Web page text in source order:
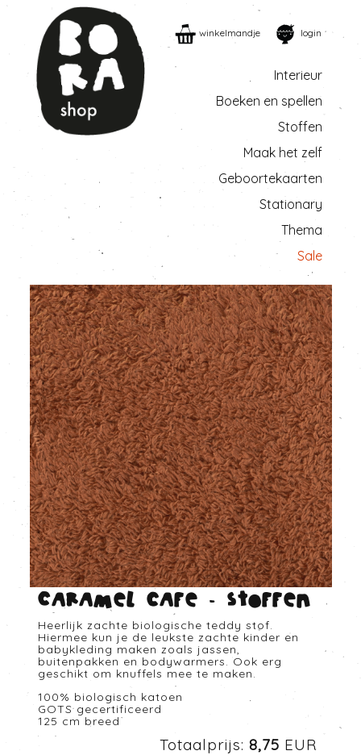
winkelmandje login
Interieur
Boeken en spellen
Stoffen
Maak het zelf
Geboortekaarten
Stationary
Thema
Sale
Caramel cafe - Stoffen
Heerlijk zachte biologische teddy stof.
Hiermee kun je de leukste zachte kinder en
babykleding maken zoals jassen,
buitenpakken en bodywarmers. Ook erg
geschikt om knuffels mee te maken.
100% biologisch katoen
GOTS gecertificeerd
125 cm breed
Totaalprijs: 8,75 EUR